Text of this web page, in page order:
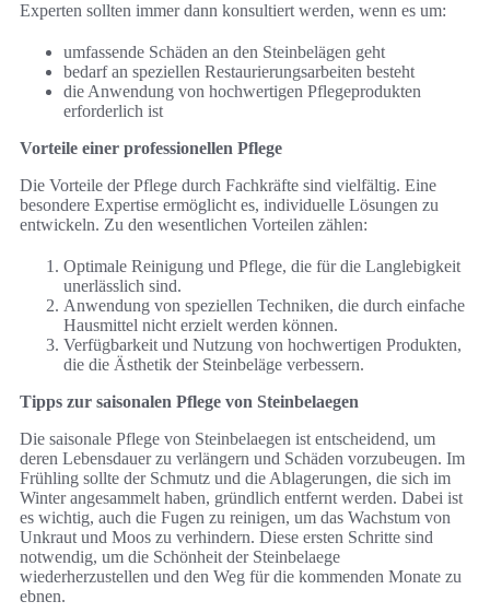
Experten sollten immer dann konsultiert werden, wenn es um:
umfassende Schäden an den Steinbelägen geht
bedarf an speziellen Restaurierungsarbeiten besteht
die Anwendung von hochwertigen Pflegeprodukten
erforderlich ist
Vorteile einer professionellen Pflege
Die Vorteile der Pflege durch Fachkräfte sind vielfältig. Eine
besondere Expertise ermöglicht es, individuelle Lösungen zu
entwickeln. Zu den wesentlichen Vorteilen zählen:
Optimale Reinigung und Pflege, die für die Langlebigkeit
unerlässlich sind.
Anwendung von speziellen Techniken, die durch einfache
Hausmittel nicht erzielt werden können.
Verfügbarkeit und Nutzung von hochwertigen Produkten,
die die Ästhetik der Steinbeläge verbessern.
Tipps zur saisonalen Pflege von Steinbelaegen
Die saisonale Pflege von Steinbelaegen ist entscheidend, um
deren Lebensdauer zu verlängern und Schäden vorzubeugen. Im
Frühling sollte der Schmutz und die Ablagerungen, die sich im
Winter angesammelt haben, gründlich entfernt werden. Dabei ist
es wichtig, auch die Fugen zu reinigen, um das Wachstum von
Unkraut und Moos zu verhindern. Diese ersten Schritte sind
notwendig, um die Schönheit der Steinbelaege
wiederherzustellen und den Weg für die kommenden Monate zu
ebnen.